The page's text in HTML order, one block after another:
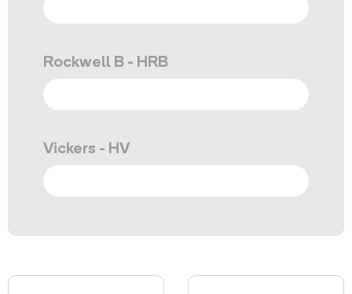
Rockwell B - HRB
Vickers - HV